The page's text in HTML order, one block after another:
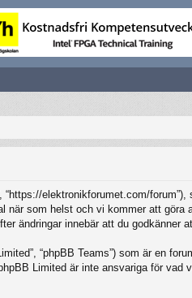
“https://elektronikforumet.com/
som helst och vi kommer att
ändringar innebär att du godkänner
“phpBB Teams”) som är en
Limited är inte ansvariga för